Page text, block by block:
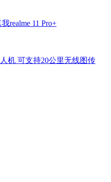
realme 11 Pro+
机 可支持20公里无线图传